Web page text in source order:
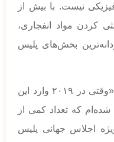
نیست. با بیش از
کردن مواد انفجاری،
بخش‌های پلیس
او در مصاحبه‌ای اختصاصی گفت: «وقتی در ۲۰۱۹ وارد این
که تعداد کمی از
اجلاس جهانی پلیس